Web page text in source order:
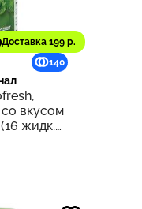
Доставка 199 р.
140
вкусом
жидк.